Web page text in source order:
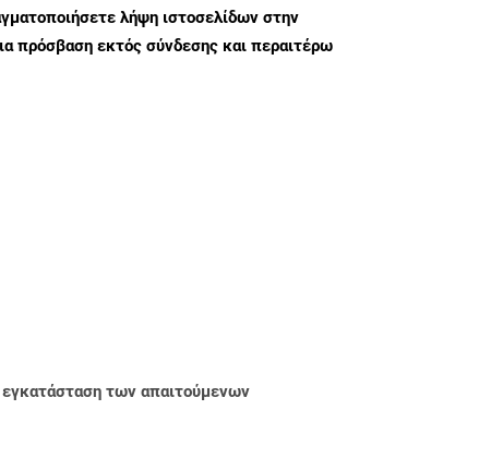
λήψη ιστοσελίδων στην
πρόσβαση εκτός σύνδεσης και περαιτέρω
εγκατάσταση των απαιτούμενων